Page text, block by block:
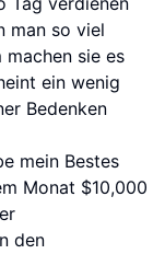
man so viel
sie es
ein wenig
Bedenken
mein Bestes
Monat $10,000
den